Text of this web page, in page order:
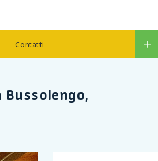
Contatti
Bussolengo,